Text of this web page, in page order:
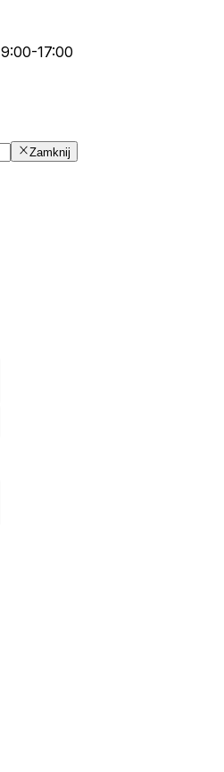
9:00-17:00
Zamknij